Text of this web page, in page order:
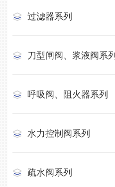
过滤器系列
刀型闸阀、浆液阀系列
呼吸阀、阻火器系列
水力控制阀系列
疏水阀系列